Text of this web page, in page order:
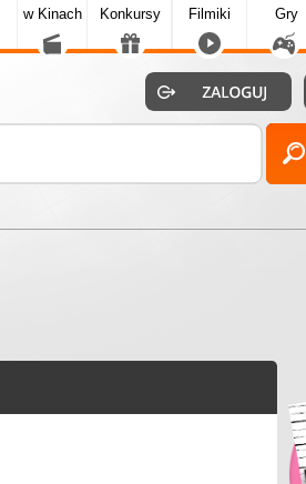
w Kinach Konkursy Filmiki Gry